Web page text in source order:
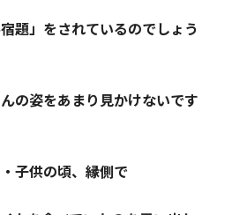
題」をされているのでしょう
の姿をあまり見かけないです
子供の頃、縁側で